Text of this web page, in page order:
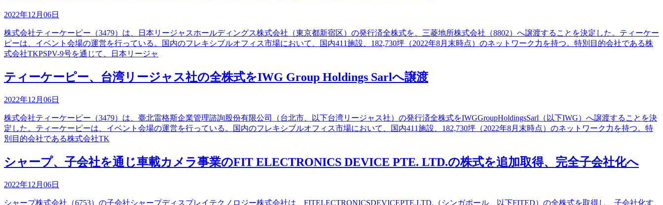
2022年12月06日
株式会社ティーケーピー（3479）は、日本リージャスホールディングス株式会社（東京都新宿区）の発行済全株式を、三菱地所株式会社（8802）へ譲渡することを決定した。ティーケー
ピーは、イベント会場の運営を行っている。国内のフレキシブルオフィス市場において、国内411施設、182,730坪（2022年8月末時点）のネットワーク力を持つ。特別目的会社である株
式会社TKPSPV-9号を通じて、日本リージャ
ティーケーピー、台湾リージャス社の全株式をIWG Group Holdings Sarlへ譲渡
2022年12月06日
株式会社ティーケーピー（3479）は、臺北雷格斯企業管理諮詢股份有限公司（台北市、以下台湾リージャス社）の発行済全株式をIWGGroupHoldingsSarl（以下IWG）へ譲渡することを決
定した。ティーケーピーは、イベント会場の運営を行っている。国内のフレキシブルオフィス市場において、国内411施設、182,730坪（2022年8月末時点）のネットワーク力を持つ。特
別目的会社である株式会社TK
シャープ、子会社を通じ車載カメラ事業のFIT ELECTRONICS DEVICE PTE. LTD.の株式を追加取得、完全子会社化へ
2022年12月06日
シャープ株式会社（6753）の子会社シャープディスプレイテクノロジー株式会社は、FITELECTRONICSDEVICEPTE.LTD.（シンガポール、以下FITED）の全株式を取得し、子会社化す